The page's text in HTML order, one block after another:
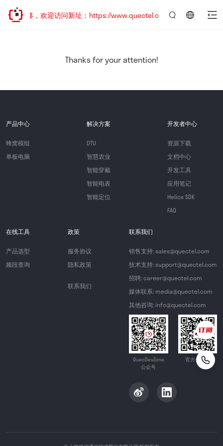
址已迁移，欢迎访问新址：https://www.quectel.com.cn
Thanks for your attention!
产品中心
蜂窝模组
单板电脑
解决方案
DTU
智慧农业
智能穿戴
智能电表
智能定位
开发者中心
资源下载
文档中心
开发工具
应用笔记
Helios SDK
FAQ
在线工具
产品选型
频段查询
政策
服务协议
隐私政策
联系我们
联系我们
销售支持: sales@quectel.com
技术支持: support@quectel.com
招聘: career@quectel.com
媒体联系: media@quectel.com
其他咨询: info@quectel.com
QuecDevZone
公众号
官方公众号